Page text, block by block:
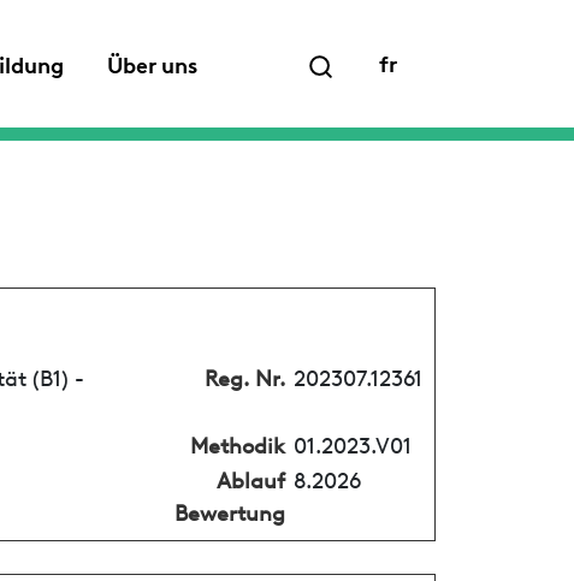
Über uns fr
(B1) -
Reg. Nr. 202307.12361
Methodik 01.2023.V01
Ablauf
Bewertung
8.2026